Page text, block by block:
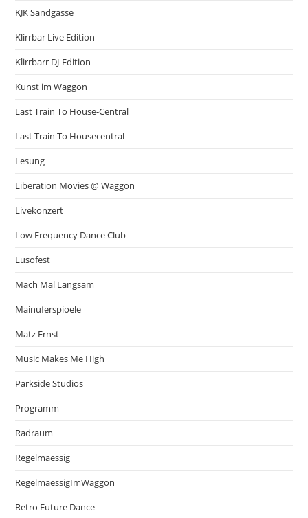
KJK Sandgasse
Klirrbar Live Edition
Klirrbarr DJ-Edition
Kunst im Waggon
Last Train To House-Central
Last Train To Housecentral
Lesung
Liberation Movies @ Waggon
Livekonzert
Low Frequency Dance Club
Lusofest
Mach Mal Langsam
Mainuferspioele
Matz Ernst
Music Makes Me High
Parkside Studios
Programm
Radraum
Regelmaessig
RegelmaessigImWaggon
Retro Future Dance